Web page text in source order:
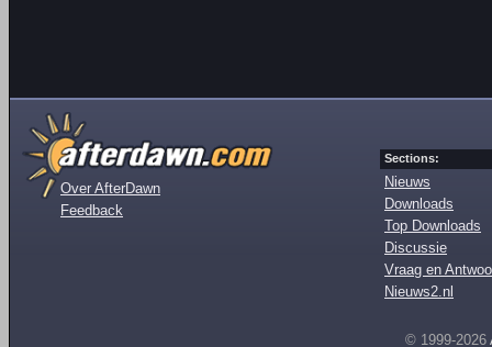
Over AfterDawn
Feedback
Sections:
Nieuws
Downloads
Top Downloads
Discussie
Vraag en
Nieuws2.nl
© 1999-2026